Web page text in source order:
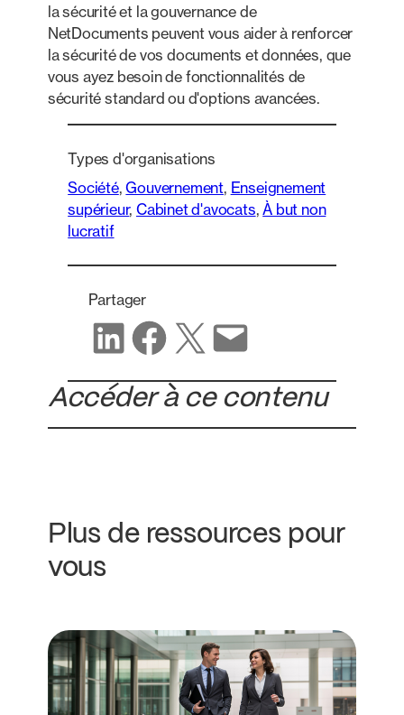
la sécurité et la gouvernance de
NetDocuments peuvent vous aider à renforcer
la sécurité de vos documents et données, que
vous ayez besoin de fonctionnalités de
sécurité standard ou d'options avancées.
Types d'organisations
Société, Gouvernement, Enseignement
supérieur, Cabinet d'avocats, À but non
lucratif
Partager
Partager sur LinkedIn Partager sur Facebook Partager sur X Partager par e-mail
Accéder à ce contenu
Plus de ressources pour
vous